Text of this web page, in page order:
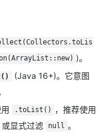
)。
(Java 16+)。它意图
.toList() ，推荐使用
或显式过滤 null 。